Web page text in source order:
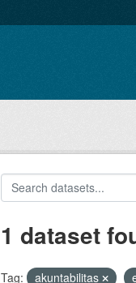
1 dataset
Tag: akuntabilitas